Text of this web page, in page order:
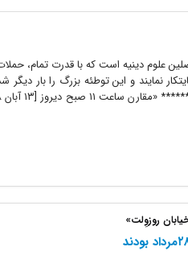
علوم دینیه است که با قدرت تمام،
نمایند و این توطئه بزرگ را بار
روزوِلت»